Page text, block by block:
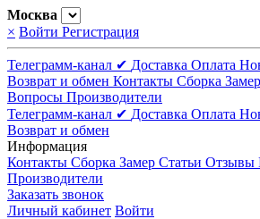
Москва
× Войти Регистрация
Телеграмм-канал ✔ Доставка Оплата
Возврат и обмен Контакты Сборка Замер
Вопросы Производители
Телеграмм-канал ✔ Доставка Оплата
Возврат и обмен
Информация
Контакты Сборка Замер Статьи Отзывы
Производители
Заказать звонок
Личный кабинет Войти